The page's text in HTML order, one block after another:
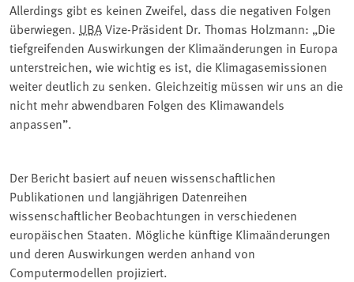
Allerdings gibt es keinen Zweifel, dass die negativen Folgen
überwiegen. UBAVize-Präsident Dr. Thomas Holzmann: „Die
tiefgreifenden Auswirkungen der Klimaänderungen in Europa
unterstreichen, wie wichtig es ist, die Klimagasemissionen
weiter deutlich zu senken. Gleichzeitig müssen wir uns an die
nicht mehr abwendbaren Folgen des Klimawandels
anpassen”.
Der Bericht basiert auf neuen wissenschaftlichen
Publikationen und langjährigen Datenreihen
wissenschaftlicher Beobachtungen in verschiedenen
europäischen Staaten. Mögliche künftige Klimaänderungen
und deren Auswirkungen werden anhand von
Computermodellen projiziert.